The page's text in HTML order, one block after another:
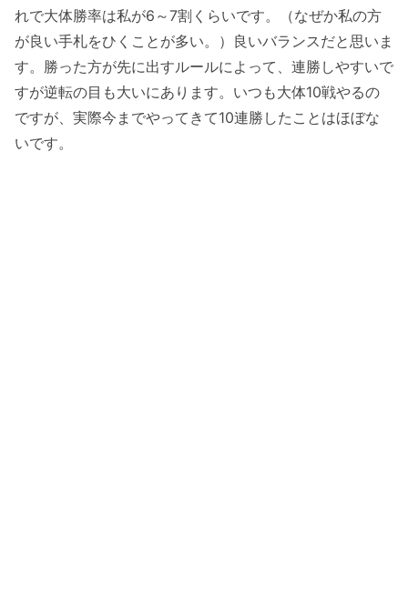
れで大体勝率は私が6～7割くらいです。（なぜか私の方
が良い手札をひくことが多い。）良いバランスだと思いま
す。勝った方が先に出すルールによって、連勝しやすいで
すが逆転の目も大いにあります。いつも大体10戦やるの
ですが、実際今までやってきて10連勝したことはほぼな
いです。